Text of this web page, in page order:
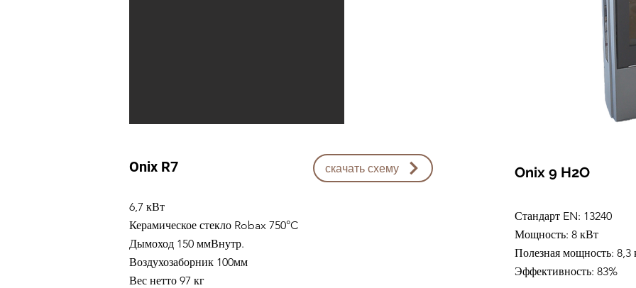
Onix R7 скачать схему
6,7 кВт
Керамическое стекло Robax 750°C
Дымоход 150 ммВнутр.
Воздухозаборник 100мм
Вес нетто 97 кг
Onix 9 H2O
Стандарт EN: 13240
Мощность: 8 кВт
Полезная мощность: 8,3
Эффективность: 83%